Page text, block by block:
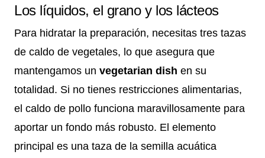
Los líquidos, el grano y los lácteos
Para hidratar la preparación, necesitas tres tazas
de caldo de vegetales, lo que asegura que
mantengamos un vegetarian dish en su
totalidad. Si no tienes restricciones alimentarias,
el caldo de pollo funciona maravillosamente para
aportar un fondo más robusto. El elemento
principal es una taza de la semilla acuática